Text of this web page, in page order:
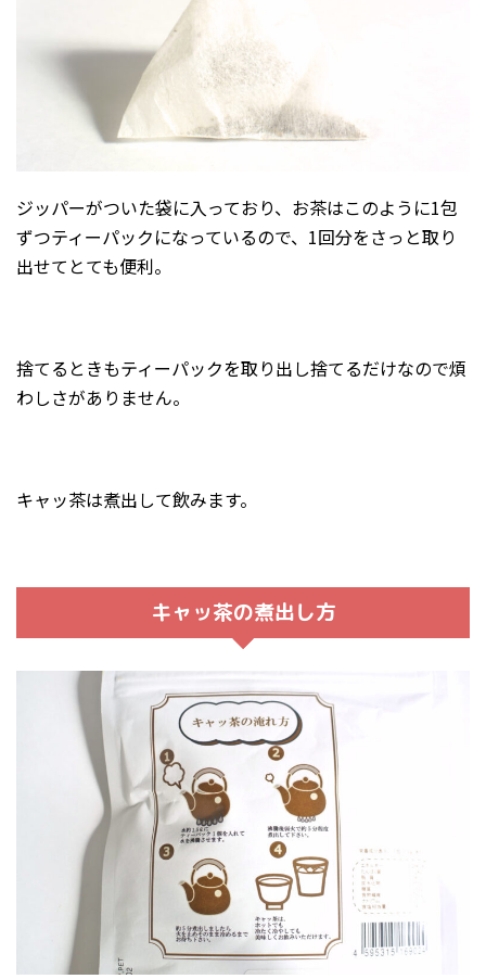
ジッパーがついた袋に入っており、お茶はこのように1包
ずつティーパックになっているので、1回分をさっと取り
出せてとても便利。
捨てるときもティーパックを取り出し捨てるだけなので煩
わしさがありません。
キャッ茶は煮出して飲みます。
キャッ茶の煮出し方